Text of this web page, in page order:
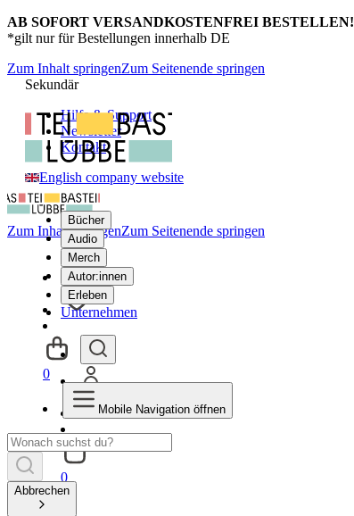
AB SOFORT VERSANDKOSTENFREI BESTELLEN!
*gilt nur für Bestellungen innerhalb DE
Zum Inhalt springenZum Seitenende springen
Sekundär
Hilfe & Support
Newsletter
Kontakt
English company website
Bücher
Audio
Merch
Autor:innen
Erleben
Unternehmen
0
Zum Inhalt springenZum Seitenende springen
0
Mobile Navigation öffnen
Abbrechen